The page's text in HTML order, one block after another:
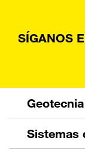
SÍGANOS
Geotecnia
Sistemas